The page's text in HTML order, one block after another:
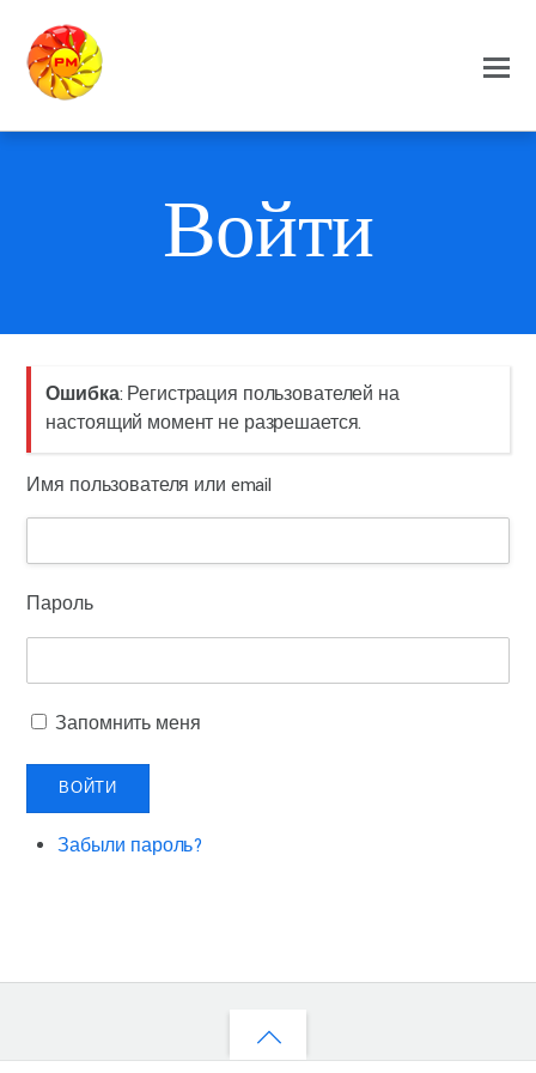
Войти
Ошибка: Регистрация пользователей на
настоящий момент не разрешается.
Имя пользователя или email
Пароль
Запомнить меня
ВОЙТИ
Забыли пароль?